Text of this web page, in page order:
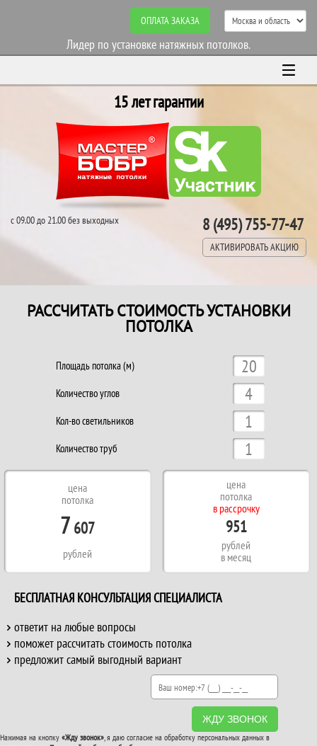
ОПЛАТА ЗАКАЗА
Лидер по установке натяжных потолков.
15 лет гарантии
с 09.00 до 21.00 без выходных 8 (495) 755-77-47
АКТИВИРОВАТЬ АКЦИЮ
РАССЧИТАТЬ СТОИМОСТЬ УСТАНОВКИ
ПОТОЛКА
Площадь потолка (м)
Количество углов
Кол-во светильников
Количество труб
цена
потолка
7 607
рублей
цена
потолка
в рассрочку
951
рублей
в месяц
БЕСПЛАТНАЯ КОНСУЛЬТАЦИЯ СПЕЦИАЛИСТА
ответит на любые вопросы
поможет рассчитать стоимость потолка
предложит самый выгодный вариант
ЖДУ ЗВОНОК
Нажимая на кнопку «Жду звонок», я даю согласие на обработку персональных данных в